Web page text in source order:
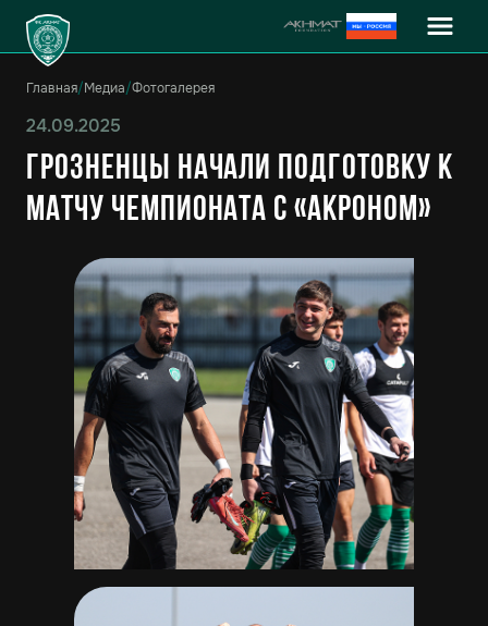
Главная/Медиа/Фотогалерея
24.09.2025
Грозненцы начали подготовку к
матчу чемпионата с «Акроном»